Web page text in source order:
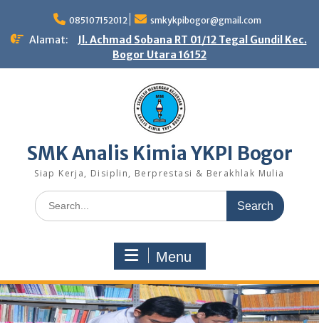
content
085107152012 smkykpibogor@gmail.com
Alamat:
Jl. Achmad Sobana RT 01/12 Tegal Gundil Kec.
Bogor Utara 16152
SMK Analis Kimia YKPI Bogor
Siap Kerja, Disiplin, Berprestasi & Berakhlak Mulia
Search
for:
Menu